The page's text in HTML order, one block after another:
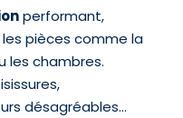
performant,
les pièces comme la
les chambres.
désagréables…